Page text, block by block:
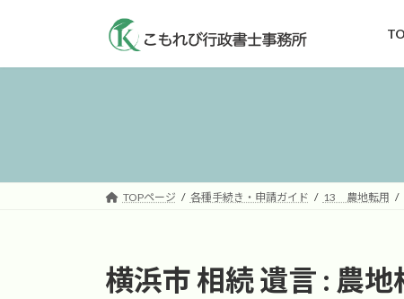
ッ
移
TOPページ 各種手続き・申請ガイド 13 農地転用
横浜市 相続 遺言 : 農